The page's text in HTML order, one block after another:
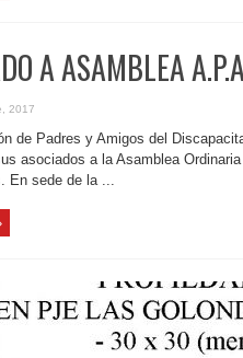
A ASAMBLEA
2017
de Padres y Amigos del
asociados a la Asamblea
En sede de la ...